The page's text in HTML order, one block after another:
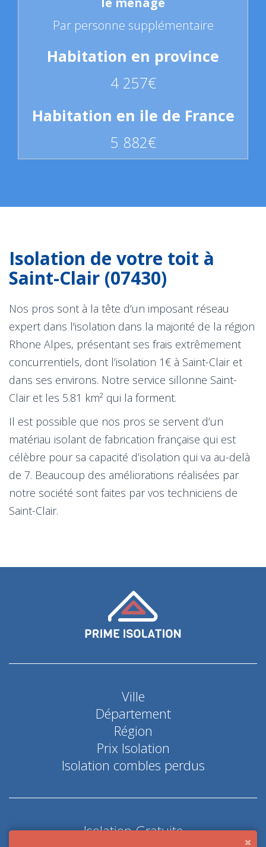
Par personne supplémentaire
4 257€
5 882€
Isolation de votre toit à
Saint-Clair (07430)
Nos pros sont à la tête d’un imposant réseau
expert dans l'isolation dans la majorité de la région
Rhone Alpes, présentant ses frais extrêmement
concurrentiels, dont l’isolation 1€ à Saint-Clair et
dans ses environs. Notre service sillonne Saint-
Clair et les 5.81 km² qui la forment.
Il est possible que nos pros se servent d’un
matériau isolant de fabrication française qui est
célèbre pour sa capacité d’isolation qui va au-delà
de 7. Beaucoup des améliorations réalisées par
notre société sont faites par vos techniciens de
Saint-Clair.
Ville
Département
Région
Prix Isolation
Isolation combles perdus
Isolation Gratuite